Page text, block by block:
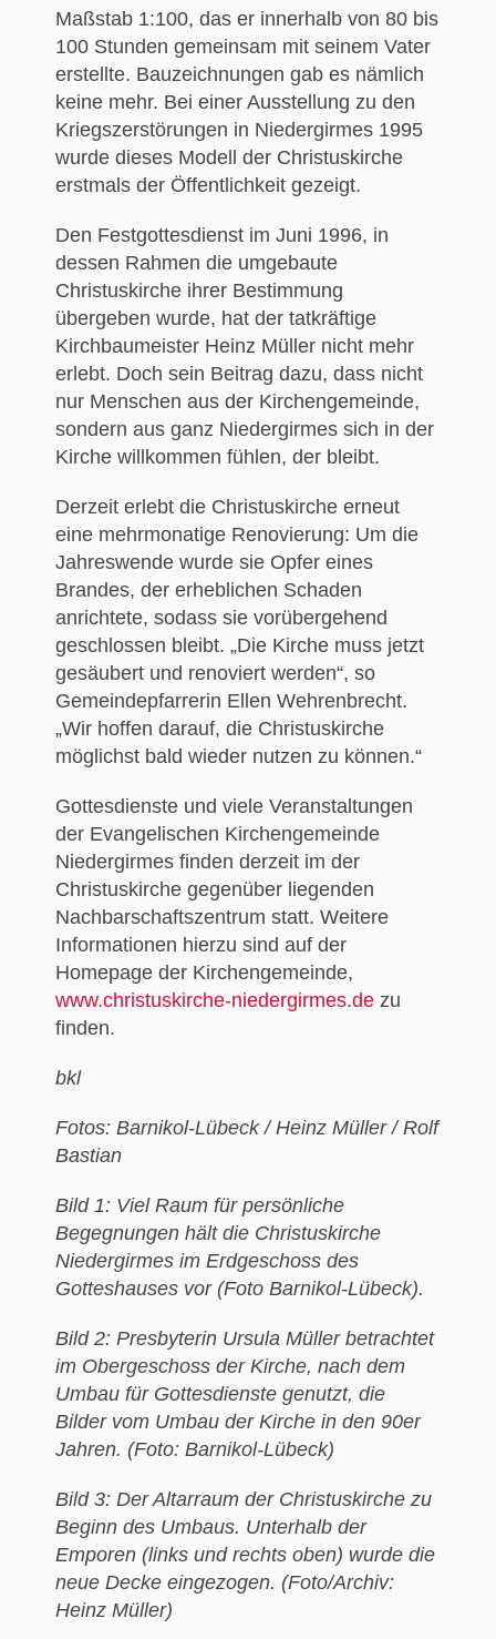
Maßstab 1:100, das er innerhalb von 80 bis
100 Stunden gemeinsam mit seinem Vater
erstellte. Bauzeichnungen gab es nämlich
keine mehr. Bei einer Ausstellung zu den
Kriegszerstörungen in Niedergirmes 1995
wurde dieses Modell der Christuskirche
erstmals der Öffentlichkeit gezeigt.
Den Festgottesdienst im Juni 1996, in
dessen Rahmen die umgebaute
Christuskirche ihrer Bestimmung
übergeben wurde, hat der tatkräftige
Kirchbaumeister Heinz Müller nicht mehr
erlebt. Doch sein Beitrag dazu, dass nicht
nur Menschen aus der Kirchengemeinde,
sondern aus ganz Niedergirmes sich in der
Kirche willkommen fühlen, der bleibt.
Derzeit erlebt die Christuskirche erneut
eine mehrmonatige Renovierung: Um die
Jahreswende wurde sie Opfer eines
Brandes, der erheblichen Schaden
anrichtete, sodass sie vorübergehend
geschlossen bleibt. „Die Kirche muss jetzt
gesäubert und renoviert werden“, so
Gemeindepfarrerin Ellen Wehrenbrecht.
„Wir hoffen darauf, die Christuskirche
möglichst bald wieder nutzen zu können.“
Gottesdienste und viele Veranstaltungen
der Evangelischen Kirchengemeinde
Niedergirmes finden derzeit im der
Christuskirche gegenüber liegenden
Nachbarschaftszentrum statt. Weitere
Informationen hierzu sind auf der
Homepage der Kirchengemeinde,
www.christuskirche-niedergirmes.dezu
finden.
bkl
Fotos: Barnikol-Lübeck / Heinz Müller / Rolf
Bastian
Bild 1: Viel Raum für persönliche
Begegnungen hält die Christuskirche
Niedergirmes im Erdgeschoss des
Gotteshauses vor (Foto Barnikol-Lübeck).
Bild 2: Presbyterin Ursula Müller betrachtet
im Obergeschoss der Kirche, nach dem
Umbau für Gottesdienste genutzt, die
Bilder vom Umbau der Kirche in den 90er
Jahren. (Foto: Barnikol-Lübeck)
Bild 3: Der Altarraum der Christuskirche zu
Beginn des Umbaus. Unterhalb der
Emporen (links und rechts oben) wurde die
neue Decke eingezogen. (Foto/Archiv:
Heinz Müller)